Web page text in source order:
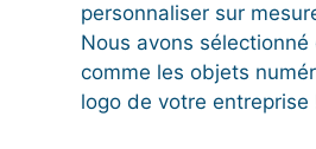
personnaliser sur
Nous avons
comme les objets
logo de votre entreprise